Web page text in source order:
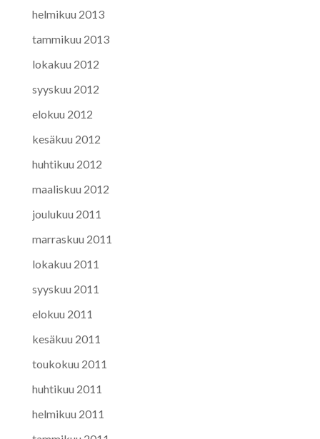
helmikuu 2013
tammikuu 2013
lokakuu 2012
syyskuu 2012
elokuu 2012
kesäkuu 2012
huhtikuu 2012
maaliskuu 2012
joulukuu 2011
marraskuu 2011
lokakuu 2011
syyskuu 2011
elokuu 2011
kesäkuu 2011
toukokuu 2011
huhtikuu 2011
helmikuu 2011